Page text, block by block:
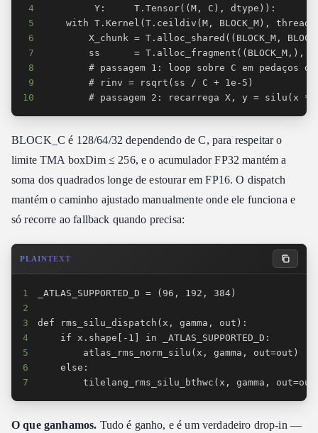
4
5
6
7
8
9
10
# passagem 2: recarrega X, y = silu(x *
BLOCK_C é 128/64/32 dependendo de C, para respeitar o
limite TMA boxDim ≤ 256, e o acumulador FP32 mantém a
soma dos quadrados longe de estourar em FP16. O dispatch
mantém o caminho ajustado manualmente onde ele funciona e
só recorre ao fallback quando precisa:
PLAINTEXT
1
2
3
4
5
6
7
tilelang_rms_silu_bthwc(x, gamma,
O que ganhamos. Tudo é ganho, e é um verdadeiro drop-in —